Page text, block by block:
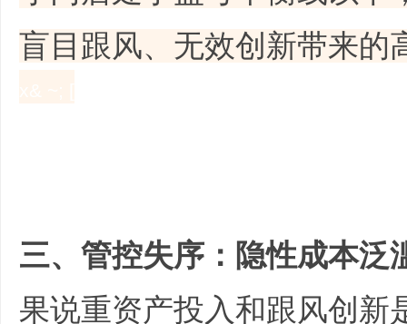
盲目跟风、无效创新带来的
三、管控失序：隐性成本泛
果说重资产投入和跟风创新